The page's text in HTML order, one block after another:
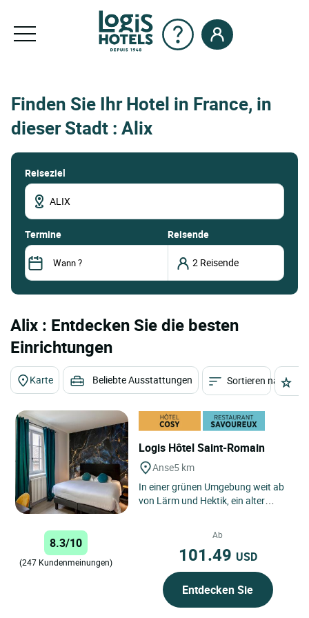
Finden Sie Ihr Hotel in France, in
dieser Stadt : Alix
Reiseziel
termine Reisende
Alix : Entdecken Sie die besten
Einrichtungen
Karte Beliebte Ausstattungen Sortieren nach
Logis Hôtel Saint-Romain
Anse5 km
In einer grünen Umgebung weit ab
von Lärm und Hektik, ein alter
8.3/10
(247 Kundenmeinungen)
Ab
101.49 USD
Entdecken Sie